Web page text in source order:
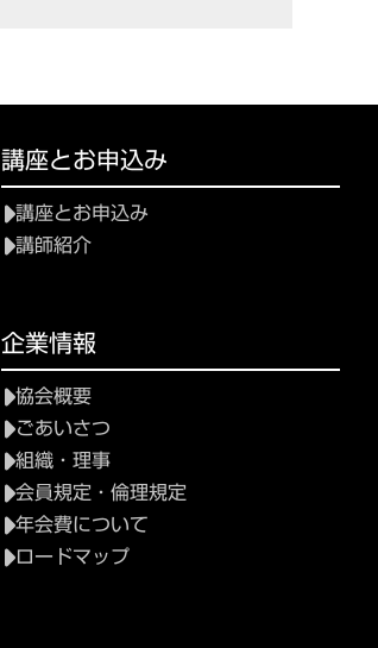
講座とお申込み
講座とお申込み
講師紹介
企業情報
協会概要
ごあいさつ
組織・理事
会員規定・倫理規定
年会費について
ロードマップ